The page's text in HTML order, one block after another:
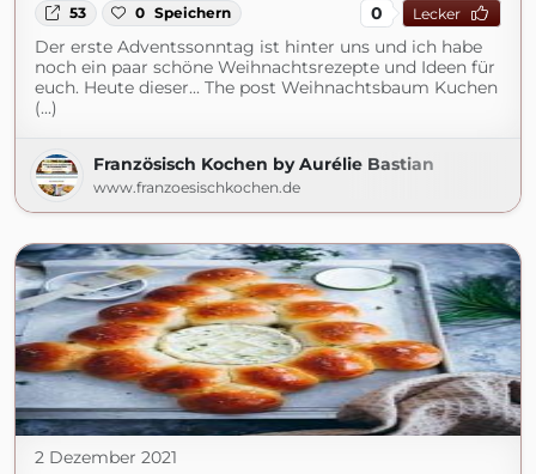
53 0 Speichern 0 Lecker
Der erste Adventssonntag ist hinter uns und ich habe
noch ein paar schöne Weihnachtsrezepte und Ideen für
euch. Heute dieser... The post Weihnachtsbaum Kuchen
(...)
Französisch Kochen by Aurélie Bastian
www.franzoesischkochen.de
2 Dezember 2021